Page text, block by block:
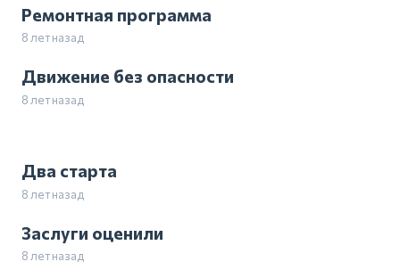
Ремонтная программа
8 лет назад
Движение без опасности
8 лет назад
Два старта
8 лет назад
Заслуги оценили
8 лет назад